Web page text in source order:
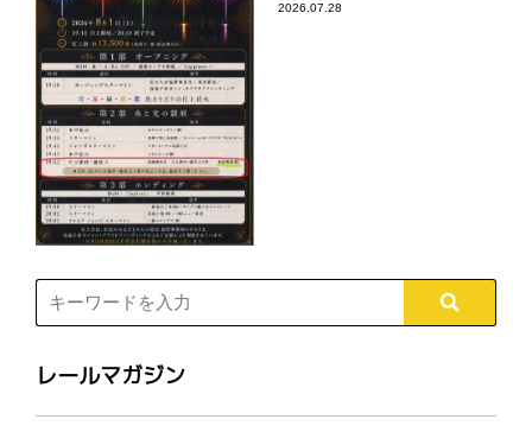
2026.07.28
レールマガジン